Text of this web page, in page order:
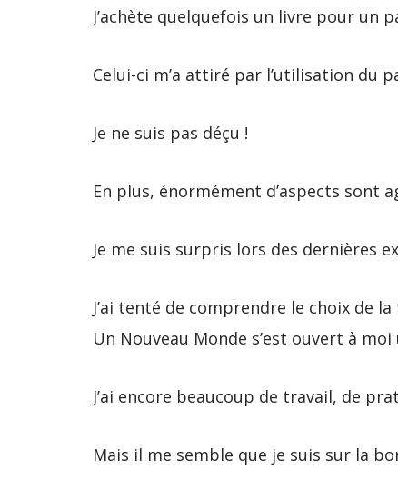
J’achète quelquefois un livre pour un
Celui-ci m’a attiré par l’utilisation du
Je ne suis pas déçu !
En plus, énormément d’aspects sont
Je me suis surpris lors des dernières
J’ai tenté de comprendre le choix de
Un Nouveau Monde s’est ouvert à
J’ai encore beaucoup de travail, de
Mais il me semble que je suis sur la